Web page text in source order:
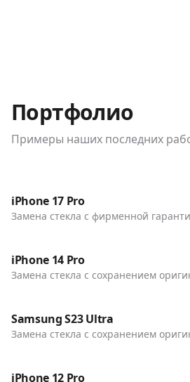
Портфолио
Примеры наших последних
Телефоны
iPhone 17 Pro
Замена стекла с фирменной
Телефоны
iPhone 14 Pro
Замена стекла с сохранением
Телефоны
Samsung S23 Ultra
Замена стекла с сохранением
Телефоны
iPhone 12 Pro